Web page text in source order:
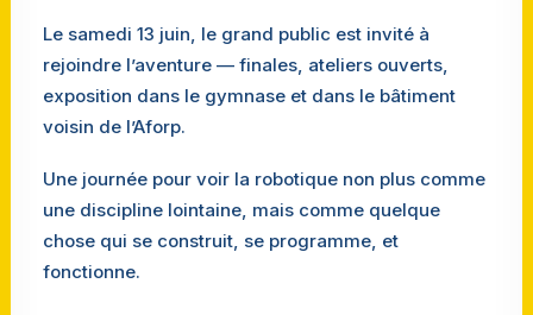
Le samedi 13 juin, le grand public est invité à
rejoindre l’aventure — finales, ateliers ouverts,
exposition dans le gymnase et dans le bâtiment
voisin de l’Aforp.
Une journée pour voir la robotique non plus comme
une discipline lointaine, mais comme quelque
chose qui se construit, se programme, et
fonctionne.